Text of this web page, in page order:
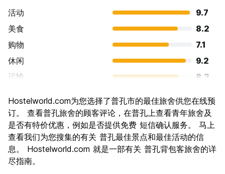
活动
9.7
美食
8.2
购物
7.1
休闲
9.2
运输
8.3
文化
7.3
夜生活
7.3
物有所值
8.0
Hostelworld.com为您选择了普孔市的最佳旅舍供您在线预
订。 查看普孔旅舍的顾客评论，在普孔上查看青年旅舍及
是否有特价优惠，例如是否提供免费 短信确认服务。 马上
查看我们为您搜集的有关 普孔最佳景点和最佳活动的信
息。 Hostelworld.com 就是一部有关 普孔背包客旅舍的详
尽指南。